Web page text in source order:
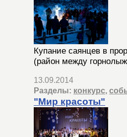
Купание саянцев в
(район между
13.09.2014
Разделы: конкурс,
"Мир красоты"